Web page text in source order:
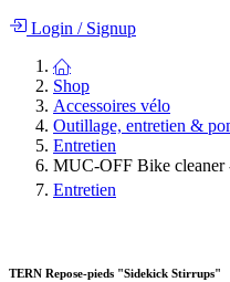
Login /Signup
Shop
Accessoires vélo
Outillage, entretien &
Entretien
MUC-OFF Bike cleaner
Entretien
TERN Repose-pieds "Sidekick Stirrups"